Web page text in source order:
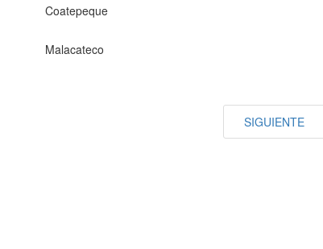
Coatepeque
Malacateco
SIGUIENTE